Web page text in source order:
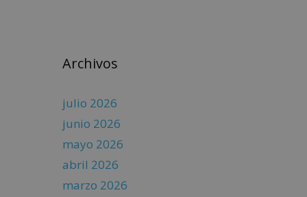
Archivos
julio 2026
junio 2026
mayo 2026
abril 2026
marzo 2026